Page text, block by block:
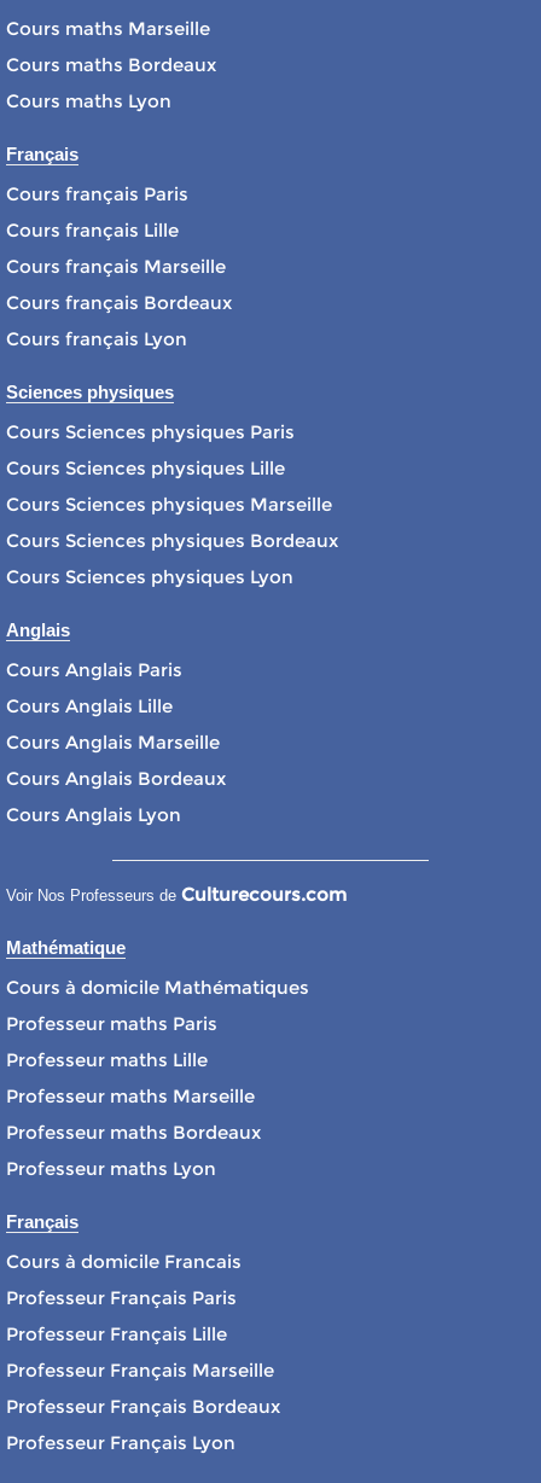
Cours maths Marseille
Cours maths Bordeaux
Cours maths Lyon
Français
Cours français Paris
Cours français Lille
Cours français Marseille
Cours français Bordeaux
Cours français Lyon
Sciences physiques
Cours Sciences physiques Paris
Cours Sciences physiques Lille
Cours Sciences physiques Marseille
Cours Sciences physiques Bordeaux
Cours Sciences physiques Lyon
Anglais
Cours Anglais Paris
Cours Anglais Lille
Cours Anglais Marseille
Cours Anglais Bordeaux
Cours Anglais Lyon
Voir Nos Professeurs de Culturecours.com
Mathématique
Cours à domicile Mathématiques
Professeur maths Paris
Professeur maths Lille
Professeur maths Marseille
Professeur maths Bordeaux
Professeur maths Lyon
Français
Cours à domicile Francais
Professeur Français Paris
Professeur Français Lille
Professeur Français Marseille
Professeur Français Bordeaux
Professeur Français Lyon